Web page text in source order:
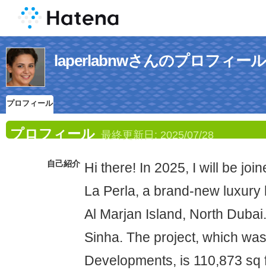
laperlabnwさんのプロフィール
プロフィール
プロフィール 最終更新日: 2025/07/28
自己紹介 Hi there! In 2025, I will be
La Perla, a brand-new
Al Marjan Island, North
Sinha. The project, which
Developments, is 110,873